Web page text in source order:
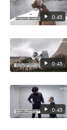
0:45
0:45
0:45